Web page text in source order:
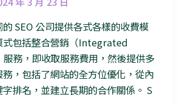
SEO 公司提供各式各樣的收費模
式包括整合營銷（Integrated
務，即收取服務費用，然後提供多
，包括了網站的全方位優化，從內
排名，並建立長期的合作關係。 S